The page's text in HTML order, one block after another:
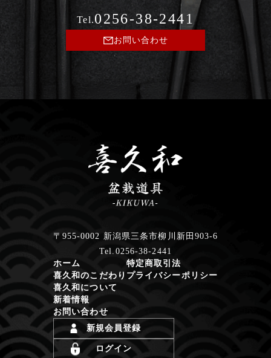
Tel.0256-38-2441
お問い合わせ
〒955-0002 新潟県三条市柳川新田903-6
Tel.0256-38-2441
ホーム
喜久和のこだわり
喜久和について
新着情報
お問い合わせ
特定商取引法
プライバシーポリシー
新規会員登録
ログイン